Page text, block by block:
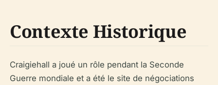
Contexte Historique
Craigiehall a joué un rôle pendant la Seconde
Guerre mondiale et a été le site de négociations